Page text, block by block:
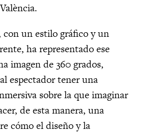
con un estilo gráfico y un
ha representado ese
imagen de 360 grados,
espectador tener una
sobre la que imaginar
de esta manera, una
cómo el diseño y la